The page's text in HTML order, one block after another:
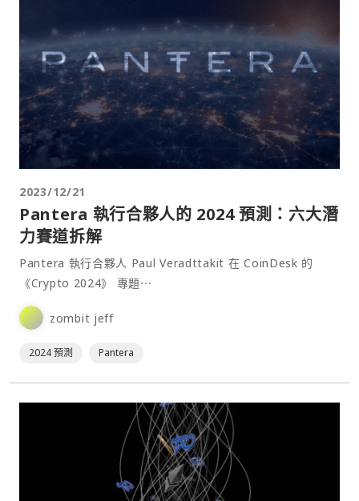
2023/12/21
Pantera 執行合夥人的 2024 預測：六大潛
力賽道拆解
Pantera 執行合夥人 Paul Veradttakit 在 CoinDesk 的
《Crypto 2024》 專題⋯
zombit jeff
2024 預測 Pantera